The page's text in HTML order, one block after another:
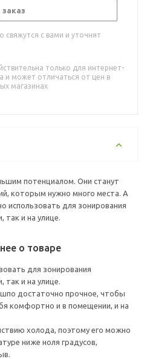
с вами и уточнят
только для интернет-
и может отличаться от цен в
магазинах
потенциалом. Они станут
которым нужно много места. А
использовать для зонирования
так и на улице.
о товаре
для зонирования
так и на улице.
достаточно прочное, чтобы
комфортно и в помещении, и на
холода, поэтому его можно
ниже ноля градусов,